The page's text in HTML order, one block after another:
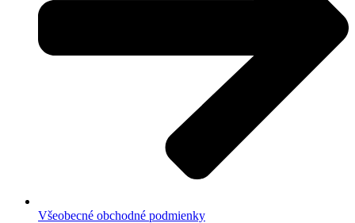
Všeobecné obchodné podmienky